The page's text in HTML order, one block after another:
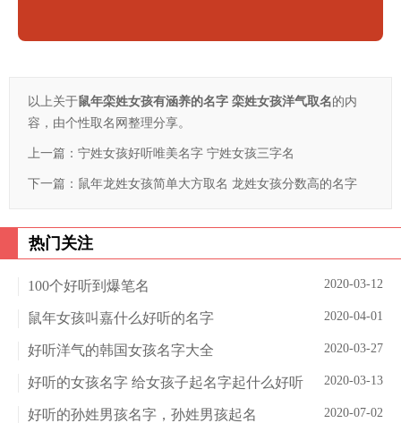
以上关于鼠年栾姓女孩有涵养的名字 栾姓女孩洋气取名的内
容，由个性取名网整理分享。
上一篇： 宁姓女孩好听唯美名字 宁姓女孩三字名
下一篇： 鼠年龙姓女孩简单大方取名 龙姓女孩分数高的名字
热门关注
2020-03-12
100个好听到爆笔名
2020-04-01
鼠年女孩叫嘉什么好听的名字
2020-03-27
好听洋气的韩国女孩名字大全
2020-03-13
好听的女孩名字 给女孩子起名字起什么好听
2020-07-02
好听的孙姓男孩名字，孙姓男孩起名